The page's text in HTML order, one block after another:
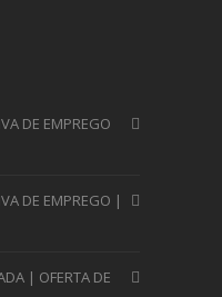
DE EMPREGO
DE EMPREGO |
| OFERTA DE